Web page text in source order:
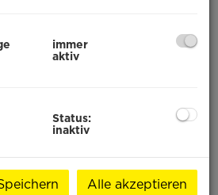
und internationaler
entsteht hier ein
immer
aktiv
Status:
inaktiv
Alle akzeptieren